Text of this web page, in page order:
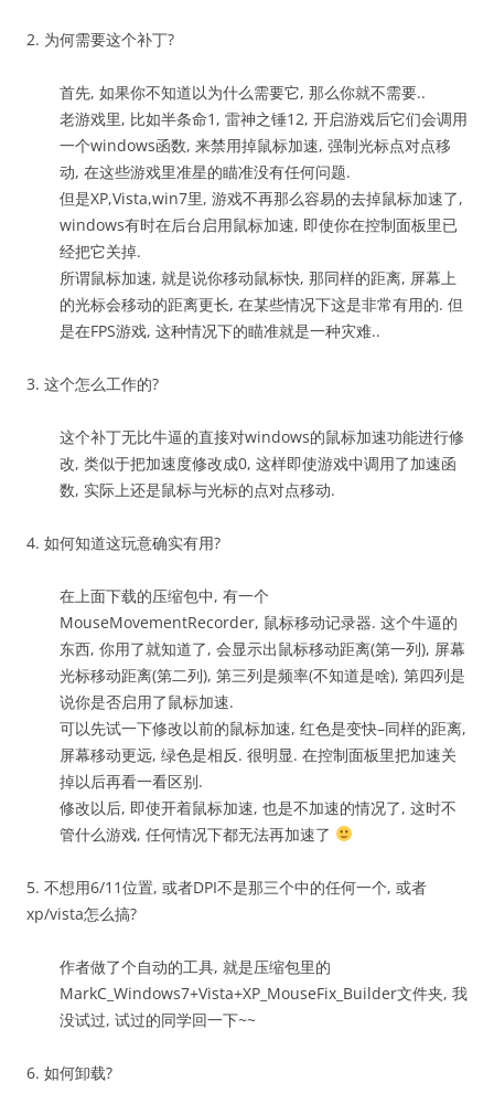
2. 为何需要这个补丁?
首先, 如果你不知道以为什么需要它, 那么你就不需要..
老游戏里, 比如半条命1, 雷神之锤12, 开启游戏后它们会调用
一个windows函数, 来禁用掉鼠标加速, 强制光标点对点移
动, 在这些游戏里准星的瞄准没有任何问题.
但是XP,Vista,win7里, 游戏不再那么容易的去掉鼠标加速了,
windows有时在后台启用鼠标加速, 即使你在控制面板里已
经把它关掉.
所谓鼠标加速, 就是说你移动鼠标快, 那同样的距离, 屏幕上
的光标会移动的距离更长, 在某些情况下这是非常有用的. 但
是在FPS游戏, 这种情况下的瞄准就是一种灾难..
3. 这个怎么工作的?
这个补丁无比牛逼的直接对windows的鼠标加速功能进行修
改, 类似于把加速度修改成0, 这样即使游戏中调用了加速函
数, 实际上还是鼠标与光标的点对点移动.
4. 如何知道这玩意确实有用?
在上面下载的压缩包中, 有一个
MouseMovementRecorder, 鼠标移动记录器. 这个牛逼的
东西, 你用了就知道了, 会显示出鼠标移动距离(第一列), 屏幕
光标移动距离(第二列), 第三列是频率(不知道是啥), 第四列是
说你是否启用了鼠标加速.
可以先试一下修改以前的鼠标加速, 红色是变快–同样的距离,
屏幕移动更远, 绿色是相反. 很明显. 在控制面板里把加速关
掉以后再看一看区别.
修改以后, 即使开着鼠标加速, 也是不加速的情况了, 这时不
管什么游戏, 任何情况下都无法再加速了
5. 不想用6/11位置, 或者DPI不是那三个中的任何一个, 或者
xp/vista怎么搞?
作者做了个自动的工具, 就是压缩包里的
MarkC_Windows7+Vista+XP_MouseFix_Builder文件夹, 我
没试过, 试过的同学回一下~~
6. 如何卸载?